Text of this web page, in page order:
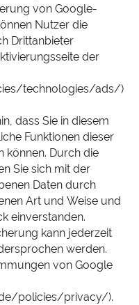
von Google-
Nutzer die
Drittanbieter
der
technologies/ads/)
dass Sie in diesem
Funktionen dieser
können. Durch die
Sie sich mit der
Daten durch
Art und Weise und
einverstanden.
kann jederzeit
werden.
von Google
policies/privacy/).